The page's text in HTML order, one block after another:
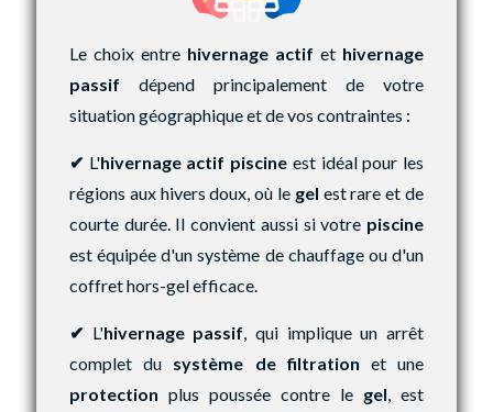
Le choix entre hivernage actif et hivernage
passif dépend principalement de votre
situation géographique et de vos contraintes :
✔ L'hivernage actif piscine est idéal pour les
régions aux hivers doux, où le gel est rare et de
courte durée. Il convient aussi si votre piscine
est équipée d'un système de chauffage ou d'un
coffret hors-gel efficace.
✔ L'hivernage passif , qui implique un arrêt
complet du système de filtration et une
protection plus poussée contre le gel , est